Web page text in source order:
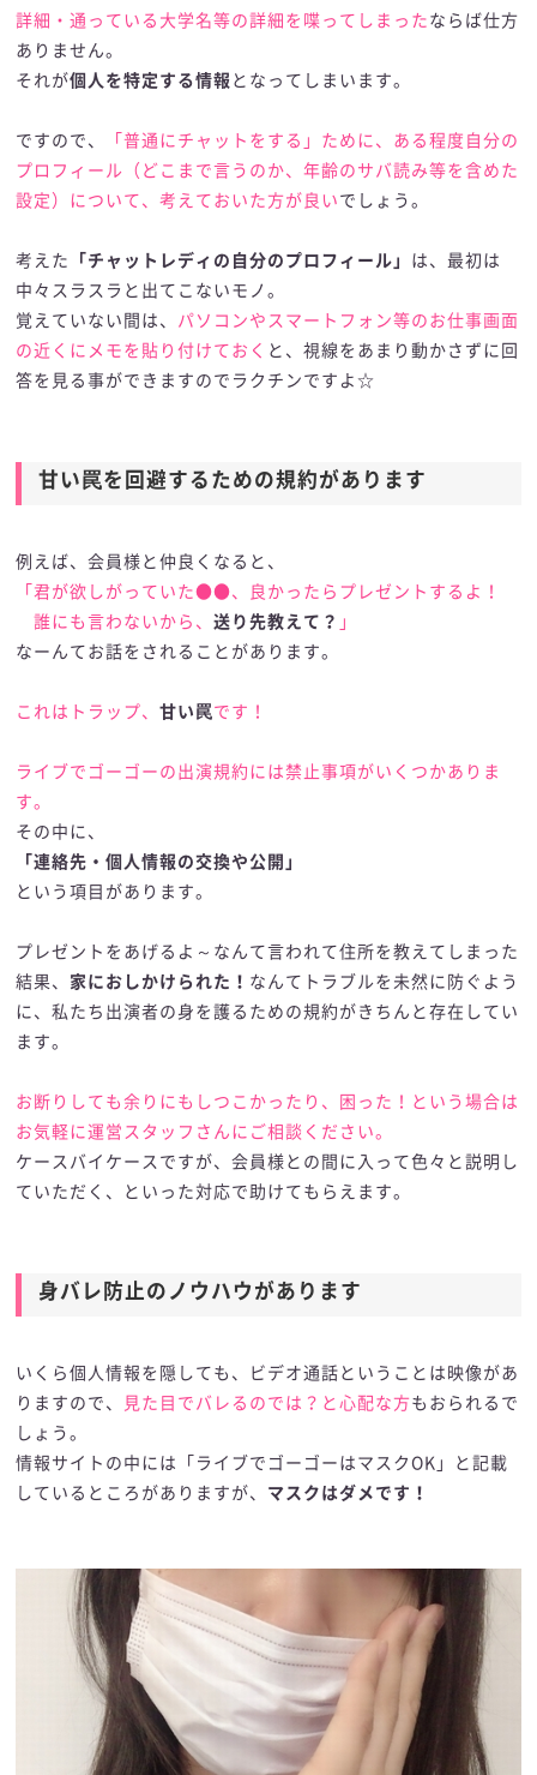
詳細・通っている大学名等の詳細を喋ってしまった ならば仕方
ありません。
それが個人を特定する情報 となってしまいます。
ですので、
「普通にチャットをする」ために、ある程度自分の
プロフィール（どこまで言うのか、年齢のサバ読み等を含めた
設定）について、考えておいた方が良い でしょう。
考えた 「チャットレディの自分のプロフィール」 は、最初は
中々スラスラと出てこないモノ。
覚えていない間は、
パソコンやスマートフォン等のお仕事画面
の近くにメモを貼り付けておく と、視線をあまり動かさずに回
答を見る事ができますのでラクチンですよ☆
甘い罠を回避するための規約があります
例えば、会員様と仲良くなると、
「君が欲しがっていた●●、良かったらプレゼントするよ！
誰にも言わないから、送り先教えて？ 」
なーんてお話をされることがあります。
これはトラップ、甘い罠 です！
ライブでゴーゴーの出演規約には禁止事項がいくつかありま
す。
その中に、
「連絡先・個人情報の交換や公開」
という項目があります。
プレゼントをあげるよ～なんて言われて住所を教えてしまった
結果、 家におしかけられた！ なんてトラブルを未然に防ぐよう
に、私たち出演者の身を護るための規約がきちんと存在してい
ます。
お断りしても余りにもしつこかったり、困った！という場合は
お気軽に運営スタッフさんにご相談ください。
ケースバイケースですが、会員様との間に入って色々と説明し
ていただく、といった対応で助けてもらえます。
身バレ防止のノウハウがあります
いくら個人情報を隠しても、ビデオ通話ということは映像があ
りますので、
見た目でバレるのでは？と心配な方もおられるで
しょう。
情報サイトの中には「ライブでゴーゴーはマスクOK」と記載
しているところがありますが、 マスクはダメです！